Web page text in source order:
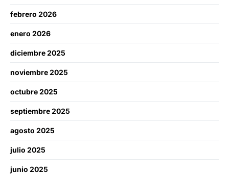
febrero 2026
enero 2026
diciembre 2025
noviembre 2025
octubre 2025
septiembre 2025
agosto 2025
julio 2025
junio 2025